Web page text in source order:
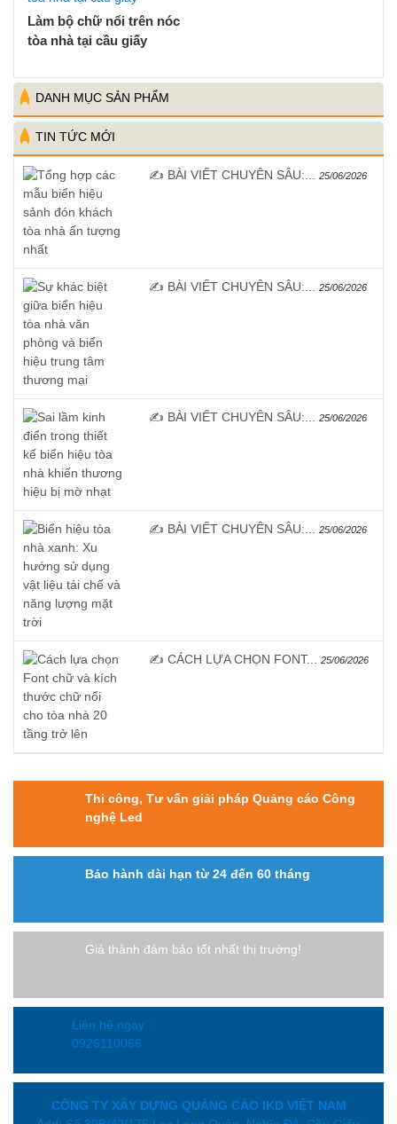
Làm bộ chữ nổi trên nóc
tòa nhà tại cầu giấy
DANH MỤC SẢN PHẨM
TIN TỨC MỚI
✍️ BÀI VIẾT CHUYÊN SÂU:... 25/06/2026
✍️ BÀI VIẾT CHUYÊN SÂU:... 25/06/2026
✍️ BÀI VIẾT CHUYÊN SÂU:... 25/06/2026
✍️ BÀI VIẾT CHUYÊN SÂU:... 25/06/2026
✍️ CÁCH LỰA CHỌN FONT... 25/06/2026
Thi công, Tư vấn giải pháp Quảng cáo Công
nghệ Led
Bảo hành dài hạn từ 24 đến 60 tháng
Giá thành đảm bảo tốt nhất thị trường!
Liên hệ ngay
0926110066
CÔNG TY XÂY DỰNG QUẢNG CÁO IKD VIỆT NAM